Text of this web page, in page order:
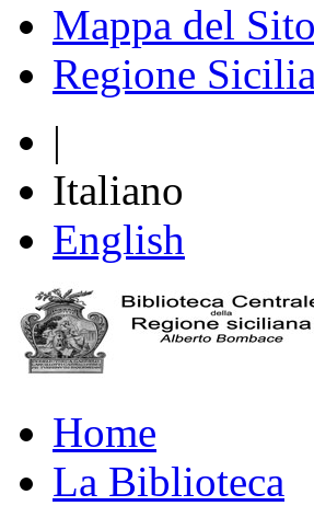
Mappa del Sito
Regione
|
Italiano
English
Home
La Biblioteca